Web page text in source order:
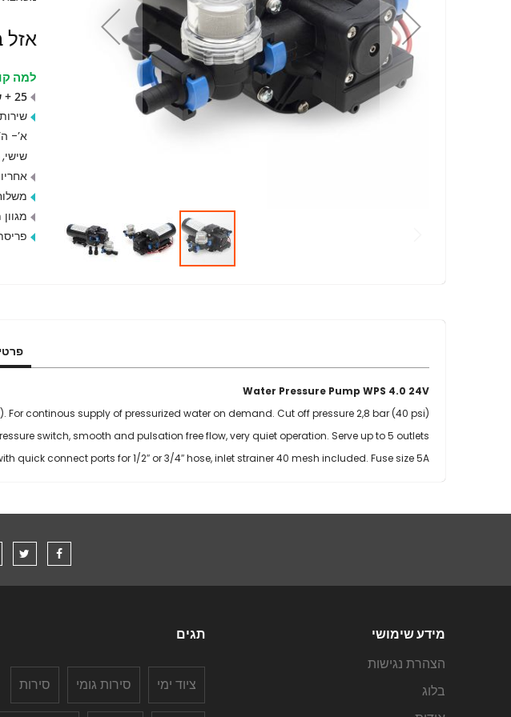
אזל
למה
25 + שנות ניסיון בים
א’- ה’: 9:00-
משלוח
Water Pressure Pump WPS 4.0 24V
For continous supply of pressurized water on demand. Cut off pressure 2,8 bar (40 psi).
switch, smooth and pulsation free flow, very quiet operation. Serve up to 5 outlets.
quick connect ports for 1/2″ or 3/4″ hose, inlet strainer 40 mesh included. Fuse size 5A.
מידע שימושי
הצהרת נגישות
בלוג
תגים
ציוד ימי סירות גומי סירות